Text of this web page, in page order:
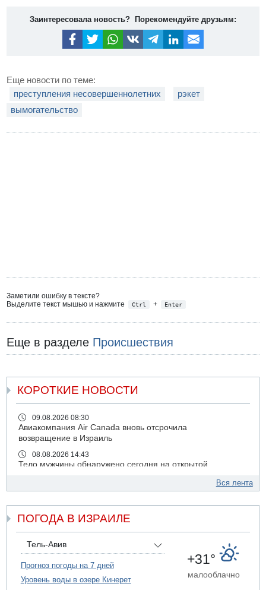
Заинтересовала новость? Порекомендуйте друзьям:
Еще новости по теме:
преступления несовершеннолетних
рэкет
вымогательство
Заметили ошибку в тексте?
Выделите текст мышью и нажмите
Ctrl + Enter
Еще в разделе Происшествия
КОРОТКИЕ НОВОСТИ
09.08.2026 08:30
Авиакомпания Air Canada вновь отсрочила
возвращение в Израиль
08.08.2026 14:43
Тело мужчины обнаружено сегодня на открытой
08.08.2026 11:02
07.08.2026 20:41
Ynet: "Хизбалла" запустила БПЛА со взрывчаткой по
силам ЦАХАЛ
Вся лента
ПОГОДА В ИЗРАИЛЕ
Тель-Авив
Прогноз погоды на 7 дней
Уровень воды в озере Кинерет
+31°
малооблачно